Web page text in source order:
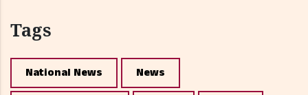
Tags
National News News